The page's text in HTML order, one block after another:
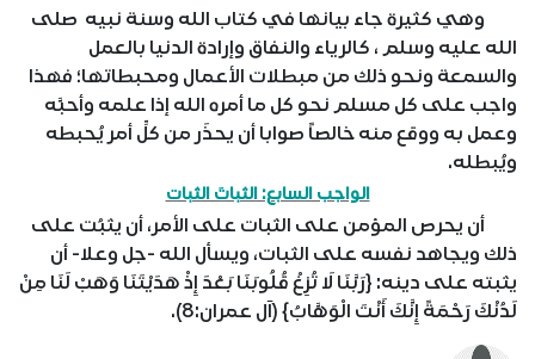
وهي كثيرة جاء بيانها في كتاب الله وسنة نبيه صلى
الله عليه وسلم ، كالرياء والنفاق وإرادة الدنيا بالعمل
والسمعة ونحو ذلك من مبطلات الأعمال ومحبطاتها؛ فهذا
واجب على كل مسلم نحو كل ما أمره الله إذا علمه وأحبَّه
وعمل به ووقع منه خالصاً صوابا أن يحذَر من كلِّ أمر يُحبطه
ويُبطله.
الواجب السابع: الثباتَ الثبات
أن يحرص المؤمن على الثبات على الأمر، أن يثبُت على
ذلك ويجاهد نفسه على الثبات، ويسأل الله -جل وعلا- أن
يثبته على دينه: {رَبَّنَا لَا تُزِغْ قُلُوبَنَا بَعْدَ إِذْ هَدَيْتَنَا وَهَبْ لَنَا مِنْ
لَدُنْكَ رَحْمَةً إِنَّكَ أَنْتَ الْوَهَّابُ} (آل عمران:8).